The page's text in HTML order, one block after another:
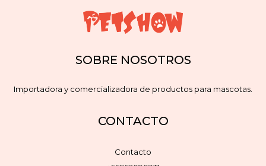
SOBRE NOSOTROS
Importadora y comercializadora de productos para mascotas.
CONTACTO
Contacto